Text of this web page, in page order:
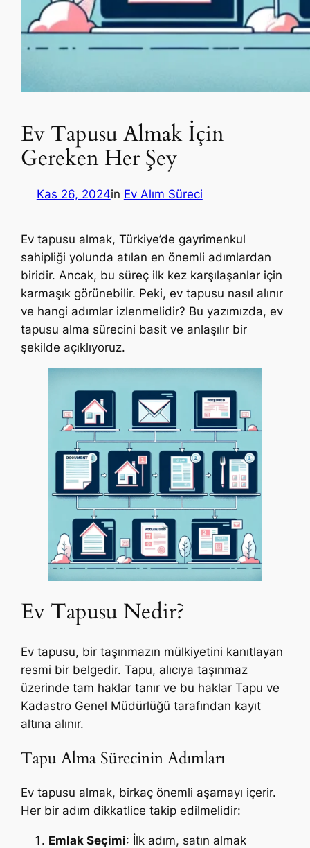
Ev Tapusu Almak İçin
Gereken Her Şey
Kas 26, 2024in Ev Alım Süreci
Ev tapusu almak, Türkiye’de gayrimenkul
sahipliği yolunda atılan en önemli adımlardan
biridir. Ancak, bu süreç ilk kez karşılaşanlar için
karmaşık görünebilir. Peki, ev tapusu nasıl alınır
ve hangi adımlar izlenmelidir? Bu yazımızda, ev
tapusu alma sürecini basit ve anlaşılır bir
şekilde açıklıyoruz.
Ev Tapusu Nedir?
Ev tapusu, bir taşınmazın mülkiyetini kanıtlayan
resmi bir belgedir. Tapu, alıcıya taşınmaz
üzerinde tam haklar tanır ve bu haklar Tapu ve
Kadastro Genel Müdürlüğü tarafından kayıt
altına alınır.
Tapu Alma Sürecinin Adımları
Ev tapusu almak, birkaç önemli aşamayı içerir.
Her bir adım dikkatlice takip edilmelidir:
Emlak Seçimi: İlk adım, satın almak